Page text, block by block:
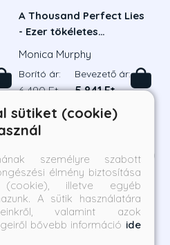
A Thousand Perfect Lies
- Ezer tökéletes
hazugság
Monica Murphy
Borító ár:
6 490 Ft
Bevezető ár:
5 841 Ft
1/13
sütiket (cookie)
személyre szabott
élmény biztosítása
illetve egyéb
A sütik használatára
valamint azok
bővebb információ ide